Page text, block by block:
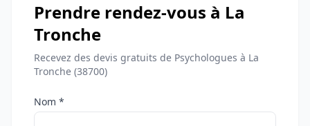
Prendre rendez-vous à La
Tronche
Recevez des devis gratuits de Psychologues à La
Tronche (38700)
Nom *